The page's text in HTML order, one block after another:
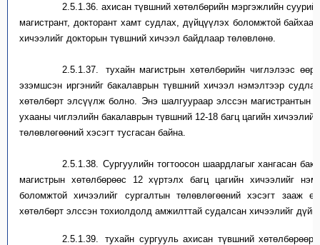
2.5.1.36. ахисан түвшний хөтөлбөрийн мэргэжлийн
магистрант, докторант хамт судлах, дүйцүүлэх боломжтой
хичээлийг докторын түвшний хичээл байдлаар төлөвлөнө.
2.5.1.37. тухайн магистрын хөтөлбөрийн чиглэлээс
эзэмшсэн иргэнийг бакалаврын түвшний хичээл нэмэлтээр
хөтөлбөрт элсүүлж болно. Энэ шалгуураар элссэн магистрантын
ухааны чиглэлийн бакалаврын түвшний 12-18 багц цагийн хичээлийг
төлөвлөгөөний хэсэгт тусгасан байна.
2.5.1.38. Сургуулийн тогтоосон шаардлагыг хангасан
магистрын хөтөлбөрөөс
12 хүртэлх багц цагийн хичээлийг
боломжтой хичээлийг сургалтын төлөвлөгөөний хэсэгт зааж
хөтөлбөрт элссэн тохиолдолд амжилттай судалсан хичээлийг
2.5.1.39. тухайн сургууль ахисан түвшний хөтөлбөрөөр